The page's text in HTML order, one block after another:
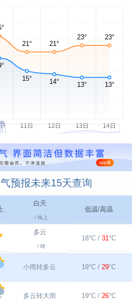
预报未来15天查询
白天
/ 晚上
低温/高温
多云
/ 晴
18°C / 31°C
小雨转多云 19°C / 29°C
多云转大雨 19°C / 26°C